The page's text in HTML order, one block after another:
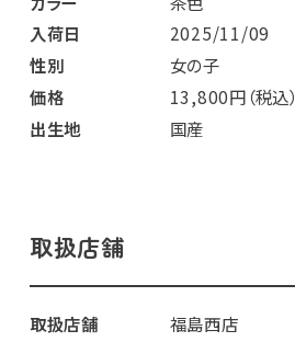
入荷日
2025/11/09
性別
女の子
価格
13,800円（税込）
出生地
国産
取扱店舗
取扱店舗
福島西店